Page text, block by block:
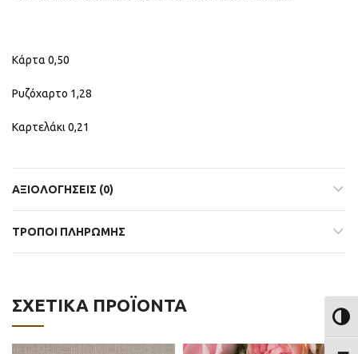
Κάρτα 0,50
Ρυζόχαρτο 1,28
Καρτελάκι 0,21
ΑΞΙΟΛΟΓΉΣΕΙΣ (0)
ΤΡΟΠΟΙ ΠΛΗΡΩΜΗΣ
ΣΧΕΤΙΚΆ ΠΡΟΪΌΝΤΑ